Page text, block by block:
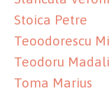
Stoica Petre
Teoodorescu
Teodoru
Toma Marius